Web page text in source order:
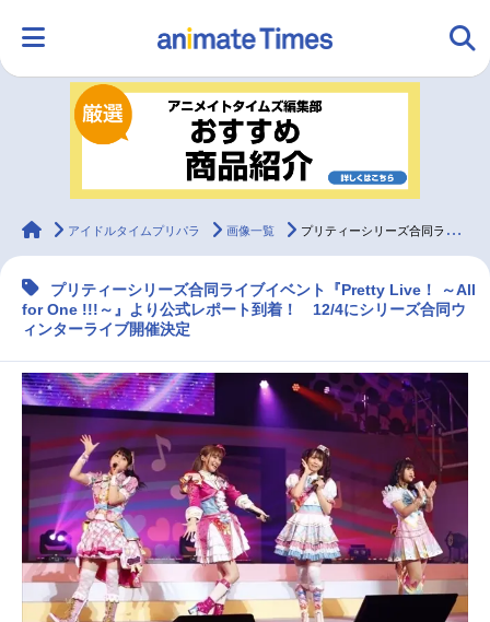
ランキング アニメ
ラジオ みんなの声 グッズ
マンガ・ラノベ ゲーム・アプリ 音楽 コスプレ
2.5次元 配信・Vtuber トレンド 無料マンガ
最新記事一覧
アニメ記事一覧 声優記事一覧
アニメ映画一覧 実写化映画一覧
今期アニメ曜日別一覧
animateTimes
アイドルタイムプリパラ 画像一覧 プリティーシリーズ合同ライブイベント『Pretty Live！ ～All for One !!!～』公式レポ到着！
プリティーシリーズ合同ライブイベント『Pretty Live！ ～All
for One !!!～』より公式レポート到着！ 12/4にシリーズ合同ウ
ィンターライブ開催決定